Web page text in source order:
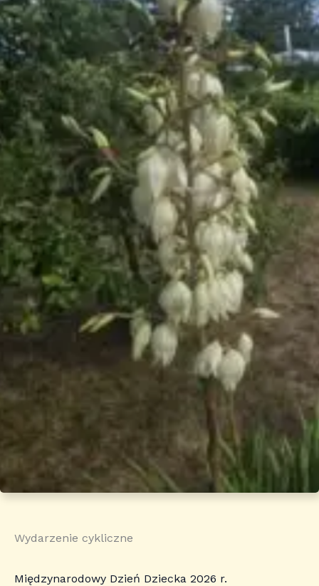
Wydarzenie cykliczne
Międzynarodowy Dzień Dziecka 2026 r.